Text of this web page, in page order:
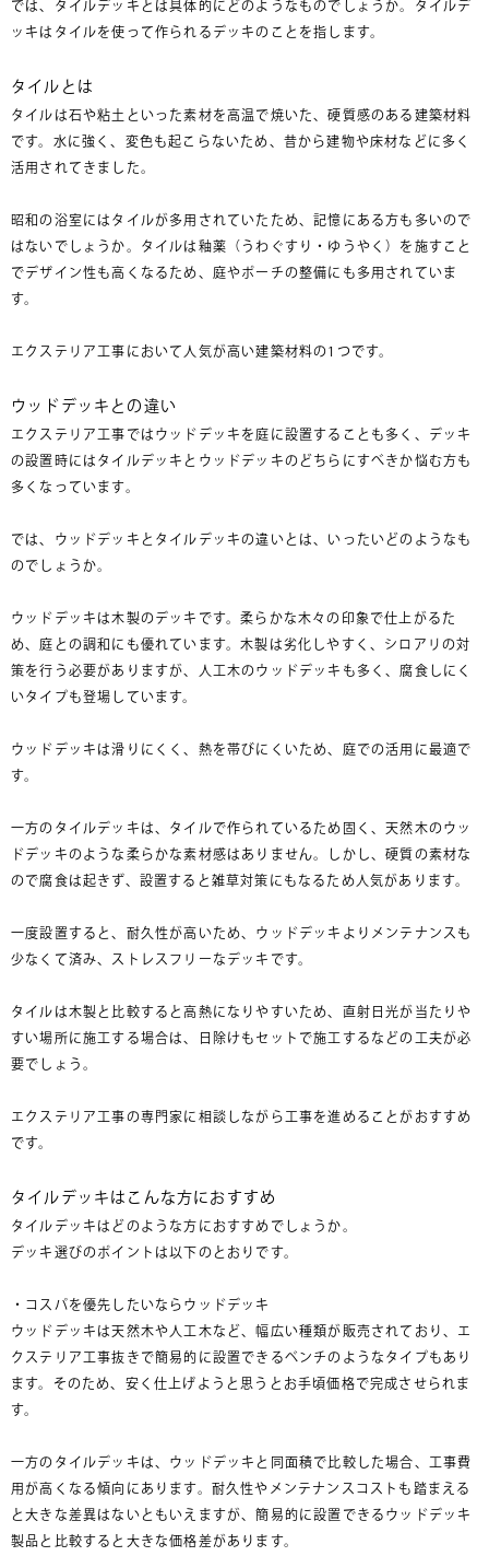
では、タイルデッキとは具体的にどのようなものでしょうか。タイルデ
ッキはタイルを使って作られるデッキのことを指します。
タイルとは
タイルは石や粘土といった素材を高温で焼いた、硬質感のある建築材料
です。水に強く、変色も起こらないため、昔から建物や床材などに多く
活用されてきました。
昭和の浴室にはタイルが多用されていたため、記憶にある方も多いので
はないでしょうか。タイルは釉薬（うわぐすり・ゆうやく）を施すこと
でデザイン性も高くなるため、庭やポーチの整備にも多用されていま
す。
エクステリア工事において人気が高い建築材料の1つです。
ウッドデッキとの違い
エクステリア工事ではウッドデッキを庭に設置することも多く、デッキ
の設置時にはタイルデッキとウッドデッキのどちらにすべきか悩む方も
多くなっています。
では、ウッドデッキとタイルデッキの違いとは、いったいどのようなも
のでしょうか。
ウッドデッキは木製のデッキです。柔らかな木々の印象で仕上がるた
め、庭との調和にも優れています。木製は劣化しやすく、シロアリの対
策を行う必要がありますが、人工木のウッドデッキも多く、腐食しにく
いタイプも登場しています。
ウッドデッキは滑りにくく、熱を帯びにくいため、庭での活用に最適で
す。
一方のタイルデッキは、タイルで作られているため固く、天然木のウッ
ドデッキのような柔らかな素材感はありません。しかし、硬質の素材な
ので腐食は起きず、設置すると雑草対策にもなるため人気があります。
一度設置すると、耐久性が高いため、ウッドデッキよりメンテナンスも
少なくて済み、ストレスフリーなデッキです。
タイルは木製と比較すると高熱になりやすいため、直射日光が当たりや
すい場所に施工する場合は、日除けもセットで施工するなどの工夫が必
要でしょう。
エクステリア工事の専門家に相談しながら工事を進めることがおすすめ
です。
タイルデッキはこんな方におすすめ
タイルデッキはどのような方におすすめでしょうか。
デッキ選びのポイントは以下のとおりです。
・コスパを優先したいならウッドデッキ
ウッドデッキは天然木や人工木など、幅広い種類が販売されており、エ
クステリア工事抜きで簡易的に設置できるベンチのようなタイプもあり
ます。そのため、安く仕上げようと思うとお手頃価格で完成させられま
す。
一方のタイルデッキは、ウッドデッキと同面積で比較した場合、工事費
用が高くなる傾向にあります。耐久性やメンテナンスコストも踏まえる
と大きな差異はないともいえますが、簡易的に設置できるウッドデッキ
製品と比較すると大きな価格差があります。